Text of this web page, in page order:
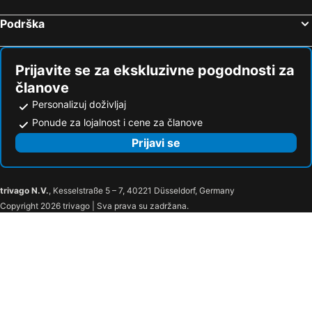
Podrška
Prijavite se za ekskluzivne pogodnosti za
članove
Personalizuj doživljaj
Ponude za lojalnost i cene za članove
Prijavi se
trivago N.V., Kesselstraße 5 – 7, 40221 Düsseldorf, Germany
Copyright 2026 trivago | Sva prava su zadržana.